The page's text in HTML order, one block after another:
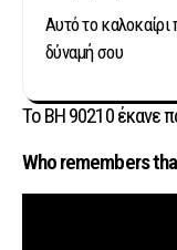
Αυτό το
δύναμή σου
To BH 90210 έκανε
Who remembers